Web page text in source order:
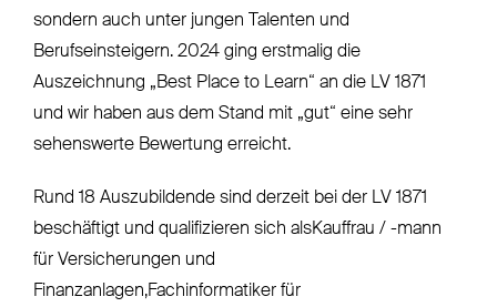
sondern auch unter jungen Talenten und
Berufseinsteigern. 2024 ging erstmalig die
Auszeichnung „Best Place to Learn“ an die LV 1871
und wir haben aus dem Stand mit „gut“ eine sehr
sehenswerte Bewertung erreicht.
Rund 18 Auszubildende sind derzeit bei der LV 1871
beschäftigt und qualifizieren sich alsKauffrau / -mann
für Versicherungen und
Finanzanlagen,Fachinformatiker für